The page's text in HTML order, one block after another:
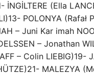
İNGİLTERE (Ella
POLONYA (Rafał
– Juni Kar imah
– Jonathan
– Colin LIEBIG)19-
MALEZYA